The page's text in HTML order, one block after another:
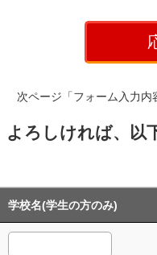
次ページ「フォーム入力内
よろしければ、以
学校名(学生の方のみ)